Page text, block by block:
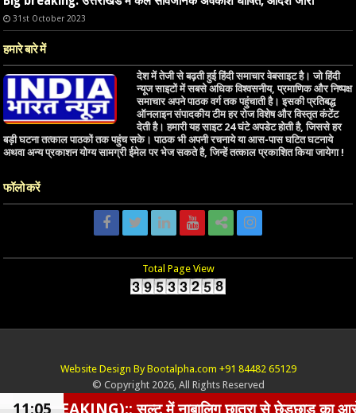
31st October 2023
हमारे बारे में
देश में तेजी से बढ़ती हुई हिंदी समाचार वेबसाइट है। जो हिंदी
न्यूज साइटों में सबसे अधिक विश्वसनीय, प्रमाणिक और निष्पक्ष
समाचार अपने पाठक वर्ग तक पहुंचाती है। इसकी प्रतिबद्ध
ऑनलाइन संपादकीय टीम हर रोज विशेष और विस्तृत कंटेंट
देती है। हमारी यह साइट 24 घंटे अपडेट होती है, जिससे हर
बड़ी घटना तत्काल पाठकों तक पहुंच सके। पाठक भी अपनी रचनाये या आस-पास घटित घटनाये
अथवा अन्य प्रकाशन योग्य सामग्री ईमेल पर भेज सकते है, जिन्हें तत्काल प्रकाशित किया जायेगा !
फॉलो करें
Total Page View
Website Design By Bootalpha.com +91 84482 65129
© Copyright 2026, All Rights Reserved